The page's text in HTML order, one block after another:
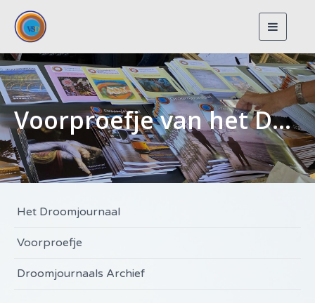
Toggle
Voorproefje van het Droomjournaal
Het Droomjournaal
Voorproefje
Droomjournaals Archief